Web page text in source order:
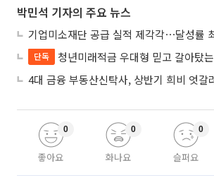
박민석 기자의 주요 뉴스
단독
청년미래적금 우대형 믿고 갈아탔는데 ‘혜택 반토막’…심사 오
좋아요
0
화나요
0
슬퍼요
0